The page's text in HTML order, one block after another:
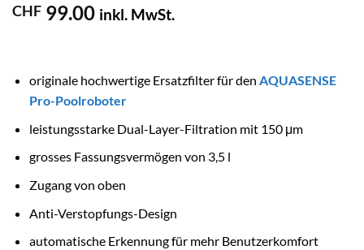
CHF 99.00 inkl. MwSt.
originale hochwertige Ersatzfilter für den AQUASENSE
Pro-Poolroboter
leistungsstarke Dual-Layer-Filtration mit 150 μm
grosses Fassungsvermögen von 3,5 l
Zugang von oben
Anti-Verstopfungs-Design
automatische Erkennung für mehr Benutzerkomfort